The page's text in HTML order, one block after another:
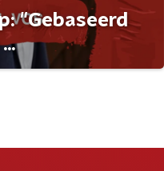
"Gebaseerd